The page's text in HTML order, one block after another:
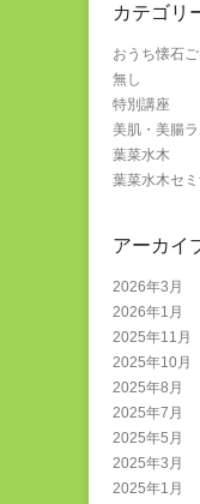
カテゴリ
おうち懐石
無し
特別講座
美肌・美腸
葉菜水木
葉菜水木セ
アーカイ
2026年3月
2026年1月
2025年11月
2025年10月
2025年8月
2025年7月
2025年5月
2025年3月
2025年1月